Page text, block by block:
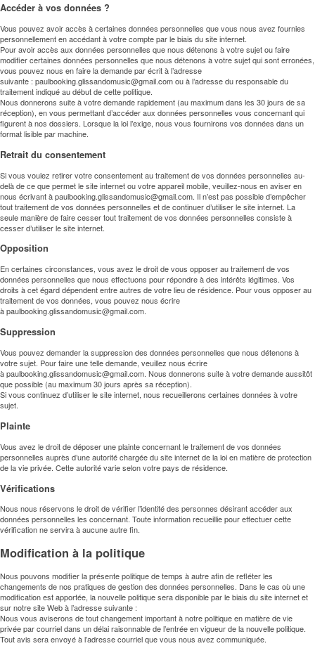
Accéder à vos données ?
Vous pouvez avoir accès à certaines données personnelles que vous nous avez fournies
personnellement en accédant à votre compte par le biais du site internet.
Pour avoir accès aux données personnelles que nous détenons à votre sujet ou faire
modifier certaines données personnelles que nous détenons à votre sujet qui sont erronées,
vous pouvez nous en faire la demande par écrit à l’adresse
suivante : paulbooking.glissandomusic@gmail.comou à l’adresse du responsable du
traitement indiqué au début de cette politique.
Nous donnerons suite à votre demande rapidement (au maximum dans les 30 jours de sa
réception), en vous permettant d’accéder aux données personnelles vous concernant qui
figurent à nos dossiers. Lorsque la loi l’exige, nous vous fournirons vos données dans un
format lisible par machine.
Retrait du consentement
Si vous voulez retirer votre consentement au traitement de vos données personnelles au-
delà de ce que permet le site internet ou votre appareil mobile, veuillez-nous en aviser en
nous écrivant àpaulbooking.glissandomusic@gmail.com. Il n’est pas possible d’empêcher
tout traitement de vos données personnelles et de continuer d’utiliser le site internet. La
seule manière de faire cesser tout traitement de vos données personnelles consiste à
cesser d’utiliser le site internet.
Opposition
En certaines circonstances, vous avez le droit de vous opposer au traitement de vos
données personnelles que nous effectuons pour répondre à des intérêts légitimes. Vos
droits à cet égard dépendent entre autres de votre lieu de résidence. Pour vous opposer au
traitement de vos données, vous pouvez nous écrire
à paulbooking.glissandomusic@gmail.com.
Suppression
Vous pouvez demander la suppression des données personnelles que nous détenons à
votre sujet. Pour faire une telle demande, veuillez nous écrire
à paulbooking.glissandomusic@gmail.com. Nous donnerons suite à votre demande aussitôt
que possible (au maximum 30 jours après sa réception).
Si vous continuez d’utiliser le site internet, nous recueillerons certaines données à votre
sujet.
Plainte
Vous avez le droit de déposer une plainte concernant le traitement de vos données
personnelles auprès d’une autorité chargée du site internet de la loi en matière de protection
de la vie privée. Cette autorité varie selon votre pays de résidence.
Vérifications
Nous nous réservons le droit de vérifier l’identité des personnes désirant accéder aux
données personnelles les concernant. Toute information recueillie pour effectuer cette
vérification ne servira à aucune autre fin.
Modification à la politique
Nous pouvons modifier la présente politique de temps à autre afin de refléter les
changements de nos pratiques de gestion des données personnelles. Dans le cas où une
modification est apportée, la nouvelle politique sera disponible par le biais du site internet et
sur notre site Web à l’adresse suivante :
Nous vous aviserons de tout changement important à notre politique en matière de vie
privée par courriel dans un délai raisonnable de l’entrée en vigueur de la nouvelle politique.
Tout avis sera envoyé à l’adresse courriel que vous nous avez communiquée.